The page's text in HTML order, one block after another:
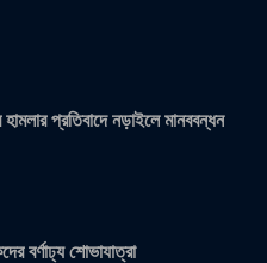
হামলার প্রতিবাদে নড়াইলে মানববন্ধন
বর্ণাঢ্য শোভাযাত্রা